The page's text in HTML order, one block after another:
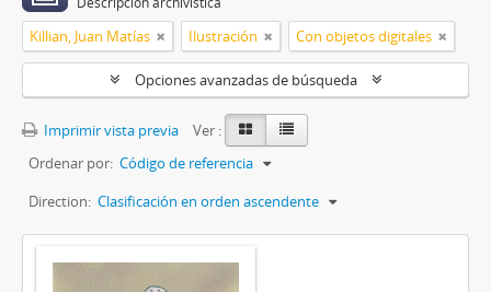
Killian, Juan Matías Ilustración Con objetos digitales
Opciones avanzadas de búsqueda
Imprimir vista previa
Ver :
Ordenar por: Código de referencia
Direction: Clasificación en orden ascendente